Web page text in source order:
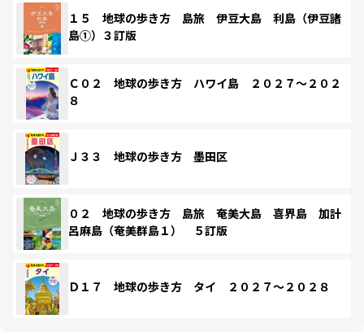
１５ 地球の歩き方 島旅 伊豆大島 利島（伊豆諸
島①）３訂版
Ｃ０２ 地球の歩き方 ハワイ島 ２０２７～２０２
８
Ｊ３３ 地球の歩き方 墨田区
０２ 地球の歩き方 島旅 奄美大島 喜界島 加計
呂麻島（奄美群島１） ５訂版
Ｄ１７ 地球の歩き方 タイ ２０２７～２０２８